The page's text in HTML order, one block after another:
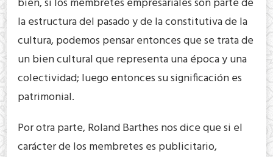
la estructura del pasado y de la constitutiva de la
cultura, podemos pensar entonces que se trata de
un bien cultural que representa una época y una
colectividad; luego entonces su significación es
patrimonial.
Por otra parte, Roland Barthes nos dice que si el
carácter de los membretes es publicitario,